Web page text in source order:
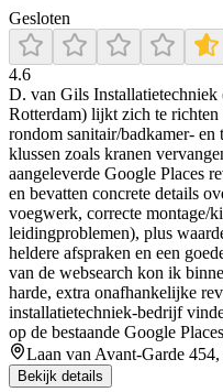
Gesloten
4.6
D. van Gils
Rotterdam) lijkt zich te
rondom sanitair/badkamer-
klussen zoals kranen
aangeleverde Google Places
en bevatten concrete details
voegwerk, correcte montage/
leidingproblemen), plus
heldere afspraken en een
van de websearch kon ik
harde, extra onafhankelijke
installatietechniek-bedrijf
op de bestaande Google
Laan van Avant-Garde
Bekijk details